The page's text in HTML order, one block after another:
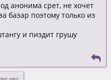
анонима срет, не хочет
базар поэтому только из
и пиздит грушу